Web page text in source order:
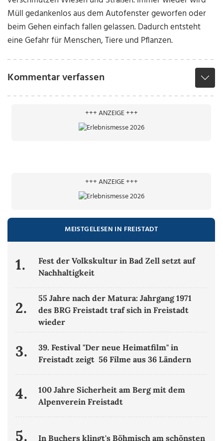
Müll gedankenlos aus dem Autofenster geworfen oder
beim Gehen einfach fallen gelassen. Dadurch entsteht
eine Gefahr für Menschen, Tiere und Pflanzen.
Kommentar verfassen
+++ ANZEIGE +++
+++ ANZEIGE +++
MEISTGELESEN IN FREISTADT
1.
Fest der Volkskultur in Bad Zell setzt auf
Nachhaltigkeit
2.
55 Jahre nach der Matura: Jahrgang 1971
des BRG Freistadt traf sich in Freistadt
wieder
3.
39. Festival "Der neue Heimatfilm" in
Freistadt zeigt 56 Filme aus 36 Ländern
4.
100 Jahre Sicherheit am Berg mit dem
Alpenverein Freistadt
5. In Buchers klingt's Böhmisch am schönsten